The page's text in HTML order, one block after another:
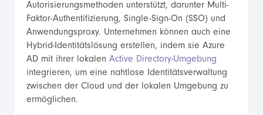
Autorisierungsmethoden unterstützt, darunter Multi-
Faktor-Authentifizierung, Single-Sign-On (SSO) und
Anwendungsproxy. Unternehmen können auch eine
Hybrid-Identitätslösung erstellen, indem sie Azure
AD mit ihrer lokalen Active Directory-Umgebung
integrieren, um eine nahtlose Identitätsverwaltung
zwischen der Cloud und der lokalen Umgebung zu
ermöglichen.